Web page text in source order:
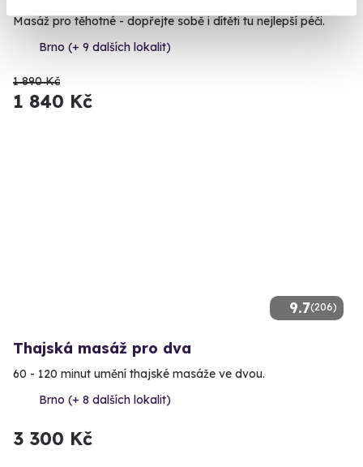
Masáž pro těhotné - dopřejte sobě i dítěti tu nejlepší péči.
Brno (+ 9 dalších lokalit)
1 890 Kč
1 840 Kč
9.7(206)
Thajská masáž pro dva
60 - 120 minut umění thajské masáže ve dvou.
Brno (+ 8 dalších lokalit)
3 300 Kč